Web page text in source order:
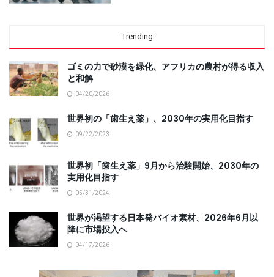
Trending
ゴミの力で砂漠を緑化、アフリカの農村が得る収入
と和解
04/20/2026
世界初の「歯生え薬」、2030年の実用化目指す
09/22/2023
世界初「歯生え薬」9月から治験開始、2030年の
実用化目指す
05/31/2024
世界が渇望する日本発バイオ素材、2026年6月以
降に市場投入へ
04/17/2026